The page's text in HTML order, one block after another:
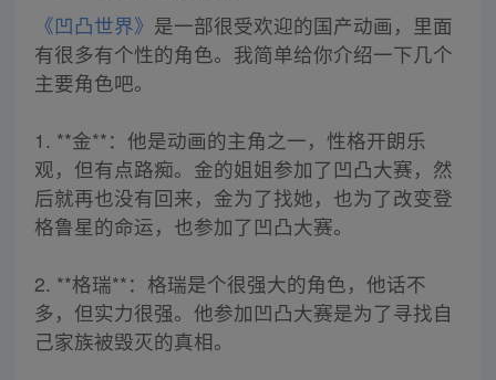
《凹凸世界》 是一部很受欢迎的国产动画，里面
有很多有个性的角色。我简单给你介绍一下几个
主要角色吧。
1. **金**：他是动画的主角之一，性格开朗乐
观，但有点路痴。金的姐姐参加了凹凸大赛，然
后就再也没有回来，金为了找她，也为了改变登
格鲁星的命运，也参加了凹凸大赛。
2. **格瑞**：格瑞是个很强大的角色，他话不
多，但实力很强。他参加凹凸大赛是为了寻找自
己家族被毁灭的真相。